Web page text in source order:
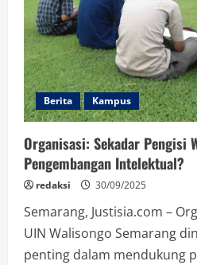
Walisongo
Jadi
Tuan
Rumah
Forsemashi
Jateng–
DIY
Berita Kampus
Organisasi: Sekadar Pengisi
Pengembangan Intelektual?
redaksi 30/09/2025
Semarang, Justisia.com –
UIN Walisongo Semarang
penting dalam mendukung